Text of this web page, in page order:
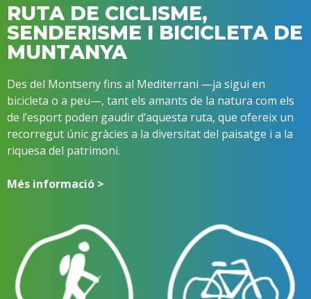
RUTA DE CICLISME,
SENDERISME I BICICLETA DE
MUNTANYA
Des del Montseny fins al Mediterrani —ja sigui en
bicicleta o a peu—, tant els amants de la natura com els
de l’esport poden gaudir d’aquesta ruta, que ofereix un
recorregut únic gràcies a la diversitat del paisatge i a la
riquesa del patrimoni.
Més informació >